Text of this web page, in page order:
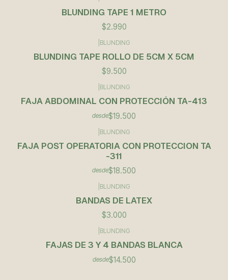
BLUNDING TAPE 1 METRO
$2.990
BLUNDING
BLUNDING TAPE ROLLO DE 5CM X 5CM
$9.500
BLUNDING
FAJA ABDOMINAL CON PROTECCIÓN TA-413
desde$19.500
BLUNDING
FAJA POST OPERATORIA CON PROTECCION TA
-311
desde$18.500
BLUNDING
BANDAS DE LATEX
$3.000
BLUNDING
FAJAS DE 3 Y 4 BANDAS BLANCA
desde$14.500